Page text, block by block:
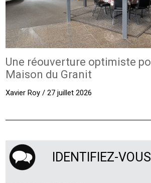
Une réouverture optimiste
Maison du Granit
Xavier Roy / 27 juillet 2026
IDENTIFIEZ-